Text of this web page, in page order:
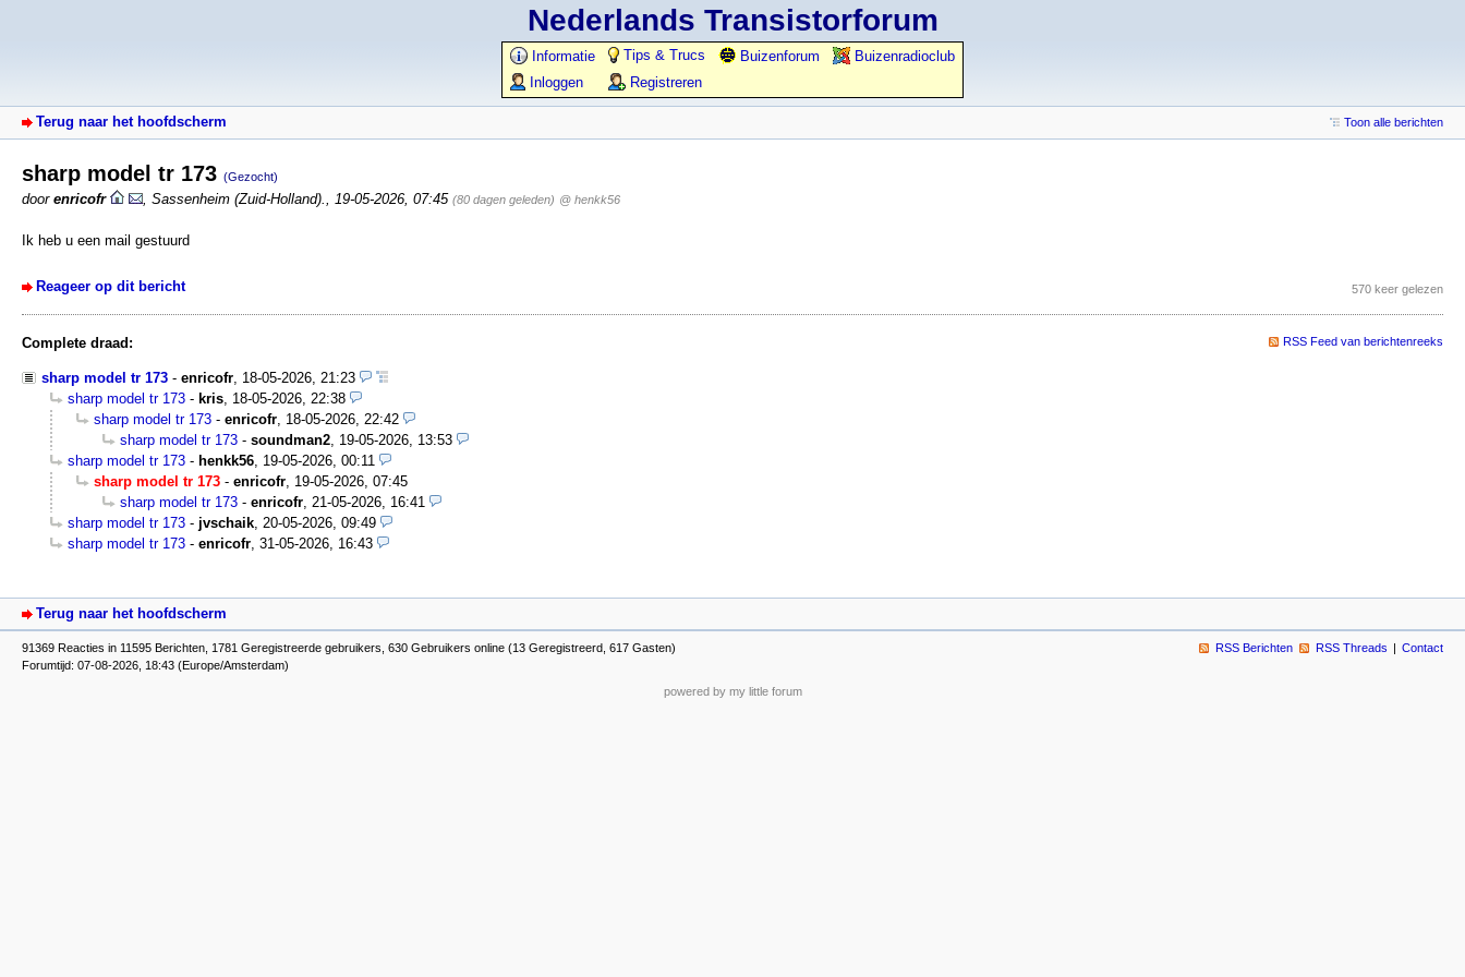
Nederlands Transistorforum
Informatie Tips & Trucs Buizenforum
Buizenradioclub
Inloggen
Registreren
Terug naar het hoofdscherm Toon alle berichten
sharp model tr 173 (Gezocht)
door enricofr Sassenheim (Zuid-Holland). 19-05-2026, 07:45 (80 dagen geleden) @ henkk56
Ik heb u een mail gestuurd
Reageer op dit bericht 570 keer gelezen
Complete draad: RSS Feed van berichtenreeks
sharp model tr 173 - enricofr 18-05-2026, 21:23
sharp model tr 173 - kris 18-05-2026, 22:38
sharp model tr 173 - enricofr 18-05-2026, 22:42
sharp model tr 173 - soundman2 19-05-2026, 13:53
sharp model tr 173 - henkk56 19-05-2026, 00:11
sharp model tr 173 - enricofr 19-05-2026, 07:45
sharp model tr 173 - enricofr 21-05-2026, 16:41
sharp model tr 173 - jvschaik 20-05-2026, 09:49
sharp model tr 173 - enricofr 31-05-2026, 16:43
Terug naar het hoofdscherm
91369 Reacties in 11595 Berichten, 1781 Geregistreerde gebruikers, 630 Gebruikers online (13 Geregistreerd, 617 Gasten)
Forumtijd: 07-08-2026, 18:43 (Europe/Amsterdam)
RSS Berichten RSS Threads Contact
powered by my little forum